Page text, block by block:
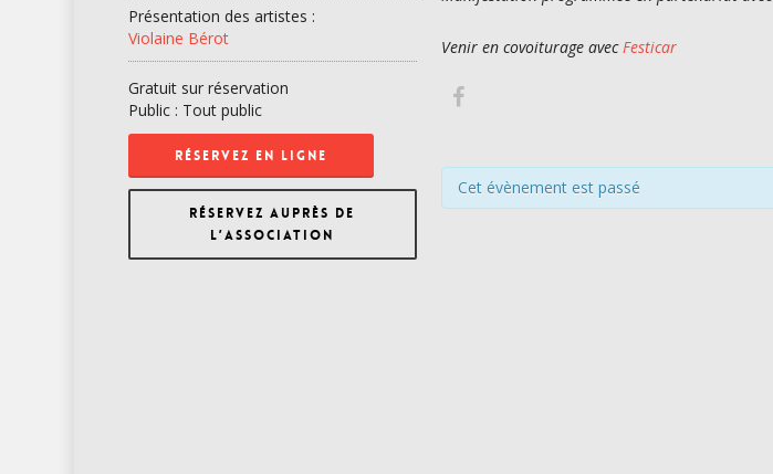
Présentation des artistes :
Violaine Bérot
Gratuit sur réservation
Public : Tout public
RÉSERVEZ EN LIGNE
RÉSERVEZ AUPRÈS DE
L’ASSOCIATION
Venir en covoiturage avecFesticar
Cet évènement est passé